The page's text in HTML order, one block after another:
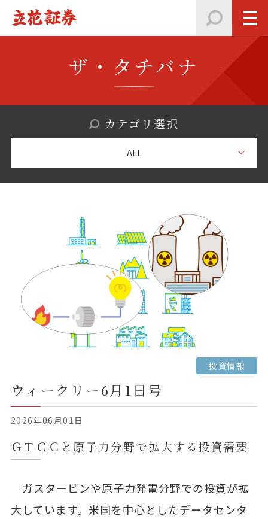
ザ・タチバナ
カテゴリ選択
ALL
投資情報
ウィークリー6月1日号
2026年06月01日
ＧＴＣＣと原子力分野で拡大する投資需要
ガスタービンや原子力発電分野での投資が拡
大しています。米国を中心としたデータセンタ